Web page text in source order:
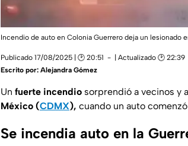
Incendio de auto en Colonia Guerrero deja un lesionado
Publicado 17/08/2025 | 🕑 20:51 | Actualizado 🕑 22:39
Escrito por: Alejandra Gómez
Un fuerte incendio sorprendió a vecinos y
México (CDMX), cuando un auto
Se incendia auto en la